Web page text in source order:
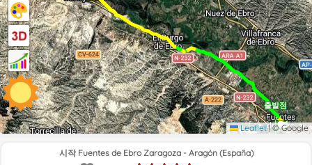
출발점
Leaflet |© Google
시작 Fuentes de Ebro Zaragoza - Aragón (España)